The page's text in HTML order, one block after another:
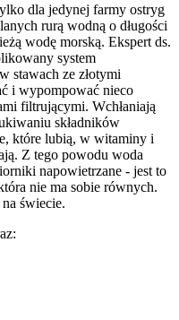
dla jedynej farmy ostryg
rurą wodną o długości
wodę morską. Ekspert ds.
system
stawach ze złotymi
i wypompować nieco
filtrującymi. Wchłaniają
składników
które lubią, w witaminy i
Z tego powodu woda
napowietrzane - jest to
nie ma sobie równych.
świecie.